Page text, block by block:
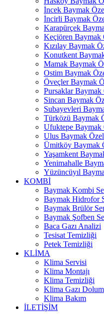
İncek Baymak
İncirli Baymak
Karapürçek
Keçiören Baymak
Kızılay Baymak
Konutkent
Mamak Baymak
Ostim Baymak
Öveçler Baymak
Pursaklar
Sincan Baymak
Subayevleri
Türközü Baymak
Ufuktepe Baymak
Ulus Baymak
Ümitköy Baymak
Yaşamkent
Yenimahalle
Yüzüncüyıl
KOMBİ
Baymak Kombi
Baymak Hidrofor
Baymak Brülör
Baymak Şofben
Baca Gazı Analizi
Tesisat Temizliği
Petek Temizliği
KLİMA
Klima Servisi
Klima Montajı
Klima Temizliği
Klima Gazı Dolum
Klima Bakım
İLETİŞİM